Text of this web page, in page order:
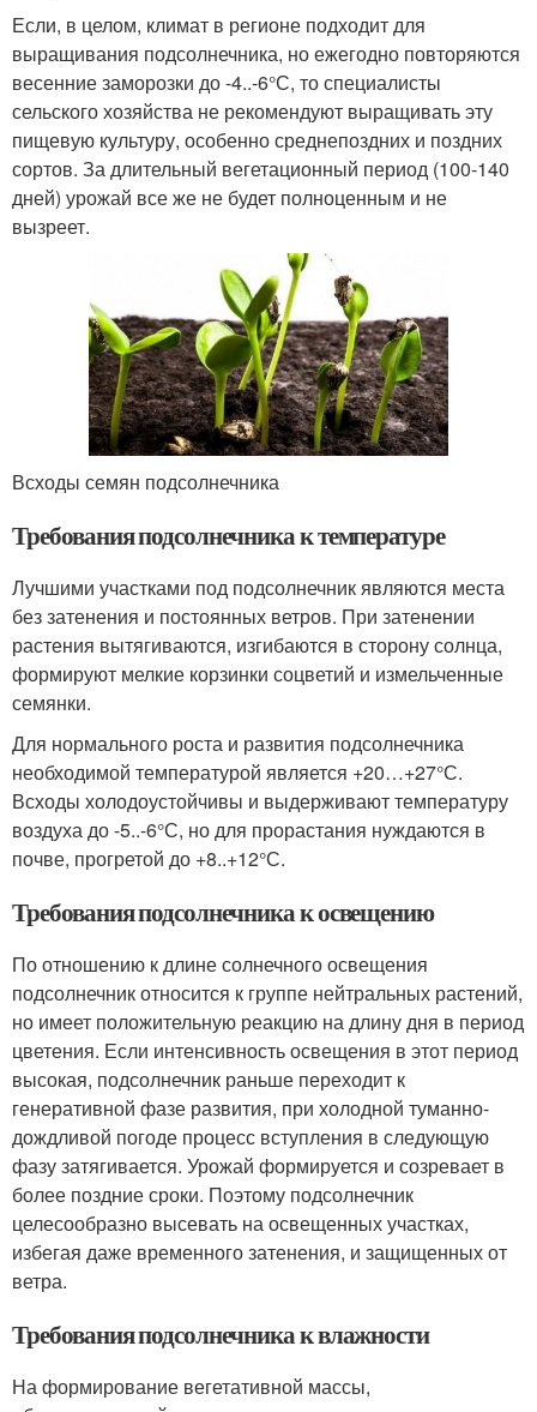
Если, в целом, климат в регионе подходит для
выращивания подсолнечника, но ежегодно повторяются
весенние заморозки до -4..-6°С, то специалисты
сельского хозяйства не рекомендуют выращивать эту
пищевую культуру, особенно среднепоздних и поздних
сортов. За длительный вегетационный период (100-140
дней) урожай все же не будет полноценным и не
вызреет.
Всходы семян подсолнечника
Требования подсолнечника к температуре
Лучшими участками под подсолнечник являются места
без затенения и постоянных ветров. При затенении
растения вытягиваются, изгибаются в сторону солнца,
формируют мелкие корзинки соцветий и измельченные
семянки.
Для нормального роста и развития подсолнечника
необходимой температурой является +20…+27°С.
Всходы холодоустойчивы и выдерживают температуру
воздуха до -5..-6°С, но для прорастания нуждаются в
почве, прогретой до +8..+12°С.
Требования подсолнечника к освещению
По отношению к длине солнечного освещения
подсолнечник относится к группе нейтральных растений,
но имеет положительную реакцию на длину дня в период
цветения. Если интенсивность освещения в этот период
высокая, подсолнечник раньше переходит к
генеративной фазе развития, при холодной туманно-
дождливой погоде процесс вступления в следующую
фазу затягивается. Урожай формируется и созревает в
более поздние сроки. Поэтому подсолнечник
целесообразно высевать на освещенных участках,
избегая даже временного затенения, и защищенных от
ветра.
Требования подсолнечника к влажности
На формирование вегетативной массы,